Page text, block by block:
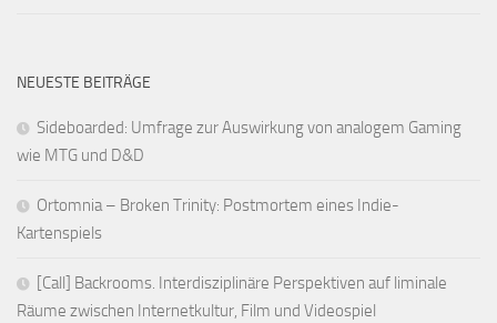
NEUESTE BEITRÄGE
Sideboarded: Umfrage zur Auswirkung von analogem Gaming
wie MTG und D&D
Ortomnia – Broken Trinity: Postmortem eines Indie-
Kartenspiels
[Call] Backrooms. Interdisziplinäre Perspektiven auf liminale
Räume zwischen Internetkultur, Film und Videospiel